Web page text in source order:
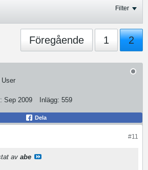
Filter
Föregående 1 2
User
Sep 2009 Inlägg: 559
Dela
#11
av abe